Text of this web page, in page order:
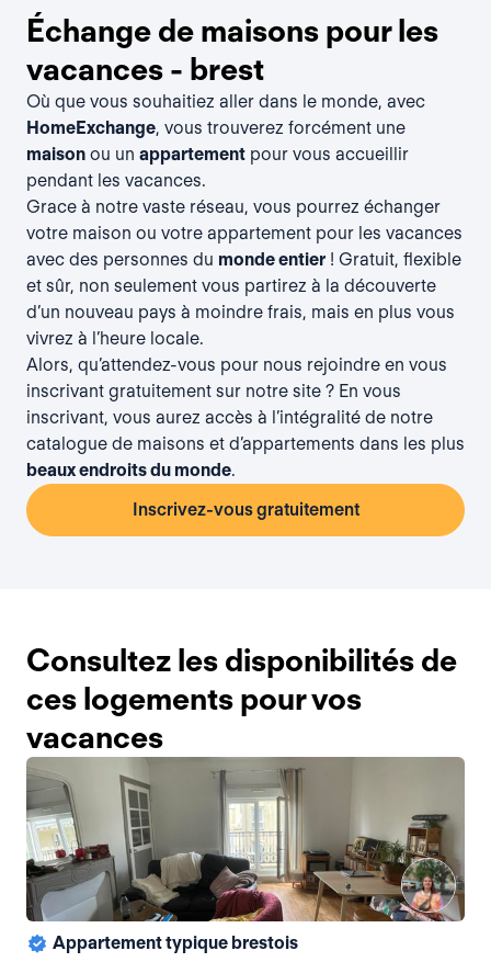
Échange de maisons pour les
vacances - brest
Où que vous souhaitiez aller dans le monde, avec
HomeExchange, vous trouverez forcément une
maison ou un appartement pour vous accueillir
pendant les vacances.
Grace à notre vaste réseau, vous pourrez échanger
votre maison ou votre appartement pour les vacances
avec des personnes du monde entier ! Gratuit, flexible
et sûr, non seulement vous partirez à la découverte
d’un nouveau pays à moindre frais, mais en plus vous
vivrez à l’heure locale.
Alors, qu’attendez-vous pour nous rejoindre en vous
inscrivant gratuitement sur notre site ? En vous
inscrivant, vous aurez accès à l’intégralité de notre
catalogue de maisons et d’appartements dans les plus
beaux endroits du monde.
Inscrivez-vous gratuitement
Consultez les disponibilités de
ces logements pour vos
vacances
Appartement typique brestois